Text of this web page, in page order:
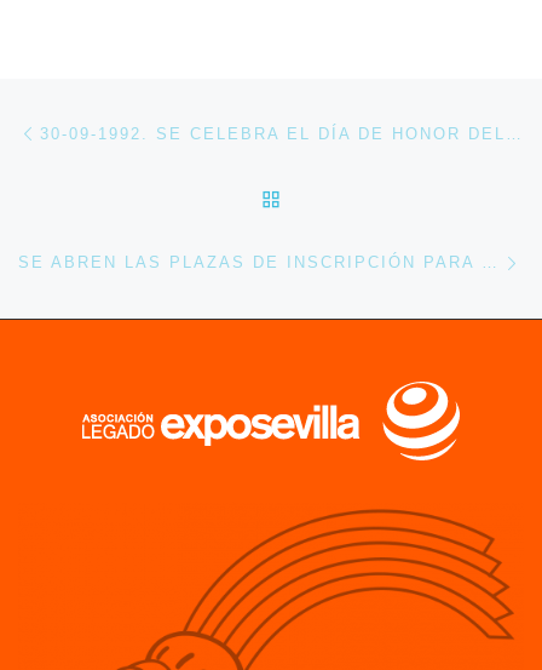
Navegación de entradas
SE ABREN LAS PLAZAS DE INSCRIPCIÓN PARA LAS VISITAS GUIADAS DEL 08 DE OCTUBRE 2022